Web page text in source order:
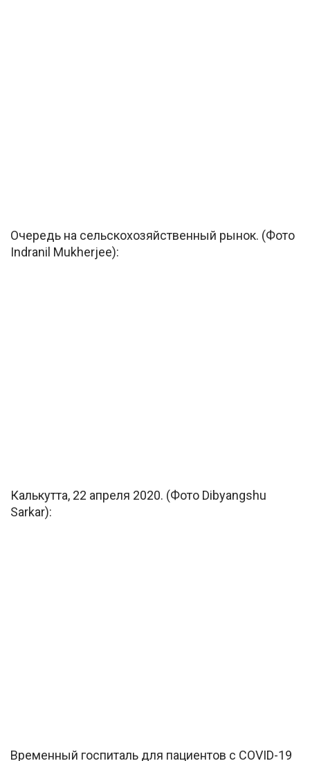
Очередь на сельскохозяйственный рынок. (Фото
Indranil Mukherjee):
Калькутта, 22 апреля 2020. (Фото Dibyangshu
Sarkar):
Временный госпиталь для пациентов с COVID-19